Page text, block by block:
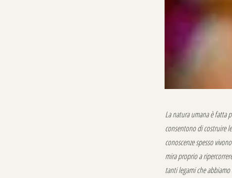
La natura umana è fatta
consentono di costruire
conoscenze spesso
mira proprio a
tanti legami che